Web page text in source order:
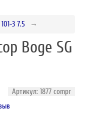
3 7.5
Boge SG
Артикул: 1877 compr